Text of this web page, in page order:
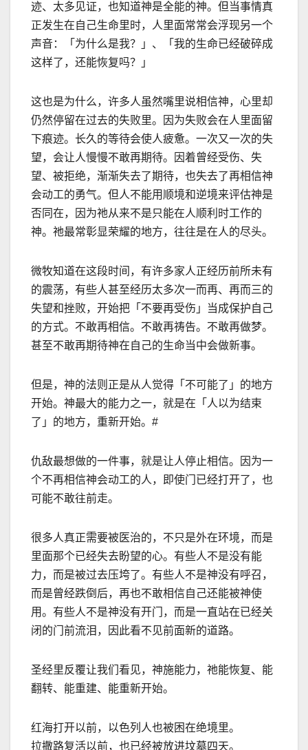
迹、太多见证，也知道神是全能的神。但当事情真
正发生在自己生命里时，人里面常常会浮现另一个
声音：「为什么是我？」、「我的生命已经破碎成
这样了，还能恢复吗？」
这也是为什么，许多人虽然嘴里说相信神，心里却
仍然停留在过去的失败里。因为失败会在人里面留
下痕迹。长久的等待会使人疲惫。一次又一次的失
望，会让人慢慢不敢再期待。因着曾经受伤、失
望、被拒绝，渐渐失去了期待，也失去了再相信神
会动工的勇气。但人不能用顺境和逆境来评估神是
否同在，因为祂从来不是只能在人顺利时工作的
神。祂最常彰显荣耀的地方，往往是在人的尽头。
微牧知道在这段时间，有许多家人正经历前所未有
的震荡，有些人甚至经历太多次一而再、再而三的
失望和挫败，开始把「不要再受伤」当成保护自己
的方式。不敢再相信。不敢再祷告。不敢再做梦。
甚至不敢再期待神在自己的生命当中会做新事。
但是，神的法则正是从人觉得「不可能了」的地方
开始。神最大的能力之一，就是在「人以为结束
了」的地方，重新开始。 #
仇敌最想做的一件事，就是让人停止相信。因为一
个不再相信神会动工的人，即使门已经打开了，也
可能不敢往前走。
很多人真正需要被医治的，不只是外在环境，而是
里面那个已经失去盼望的心。有些人不是没有能
力，而是被过去压垮了。有些人不是神没有呼召，
而是曾经跌倒后，再也不敢相信自己还能被神使
用。有些人不是神没有开门，而是一直站在已经关
闭的门前流泪，因此看不见前面新的道路。
圣经里反覆让我们看见，神施能力，祂能恢复、能
翻转、能重建、能重新开始。
红海打开以前，以色列人也被困在绝境里。
拉撒路复活以前，也已经被放进坟墓四天。